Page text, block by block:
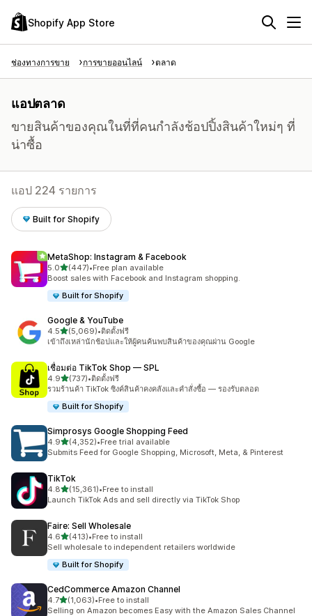
Shopify App Store
ช่องทางการขาย การขายออนไลน์ ตลาด
แอปตลาด
ขายสินค้าของคุณในที่ที่คนกำลังช้อปปิ้งสินค้าใหม่ๆ ที่
น่าซื้อ
แอป 224 รายการ
Built for Shopify
MetaShop: Instagram & Facebook
5.0เต็ม 5 ดาว
(447)
ทั้งหมด 447 รีวิว
•Free plan available
Boost sales with Facebook and Instagram shopping.
Built for Shopify
Google & YouTube
4.5เต็ม 5 ดาว
(5,069)
ทั้งหมด 5069 รีวิว
•ติดตั้งฟรี
เข้าถึงเหล่านักช้อปและให้ผู้คนค้นพบสินค้าของคุณผ่าน Google
เชื่อมต่อ TikTok Shop — SPL
4.9เต็ม 5 ดาว
(737)
ทั้งหมด 737 รีวิว
•ติดตั้งฟรี
รวมร้านค้า TikTok ซิงค์สินค้าคงคลังและคำสั่งซื้อ — รองรับตลอด
Built for Shopify
Simprosys Google Shopping Feed
4.9เต็ม 5 ดาว
(4,352)
ทั้งหมด 4352 รีวิว
•Free trial available
Submits Feed for Google Shopping, Microsoft, Meta, & Pinterest
TikTok
4.8เต็ม 5 ดาว
(15,361)
ทั้งหมด 15361 รีวิว
•Free to install
Launch TikTok Ads and sell directly via TikTok Shop
Faire: Sell Wholesale
4.6เต็ม 5 ดาว
(413)
ทั้งหมด 413 รีวิว
•Free to install
Sell wholesale to independent retailers worldwide
Built for Shopify
CedCommerce Amazon Channel
4.7เต็ม 5 ดาว
(1,063)
ทั้งหมด 1063 รีวิว
•Free to install
Selling on Amazon becomes Easy with the Amazon Sales Channel